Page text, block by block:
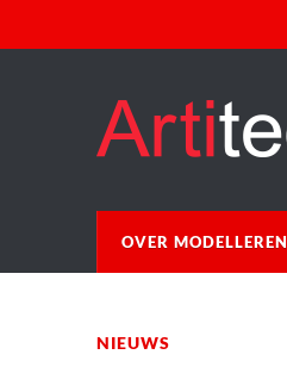
OVER MODELLEREN
NIEUWS